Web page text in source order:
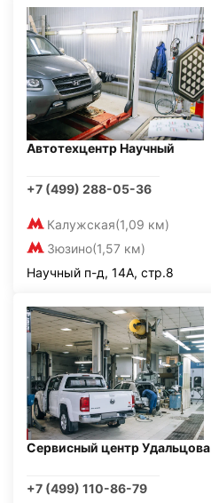
Автотехцентр Научный
+7 (499) 288-05-36
Калужская(1,09 км)
Зюзино(1,57 км)
Научный п-д, 14А, стр.8
Сервисный центр Удальцова
+7 (499) 110-86-79